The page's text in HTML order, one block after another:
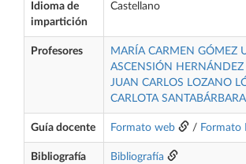
Idioma de
impartición
Castellano
Profesores MARÍA CARMEN GÓMEZ
ASCENSIÓN
JUAN CARLOS LOZANO
CARLOTA
Guía docente Formato web / Formato
Bibliografía
Bibliografía